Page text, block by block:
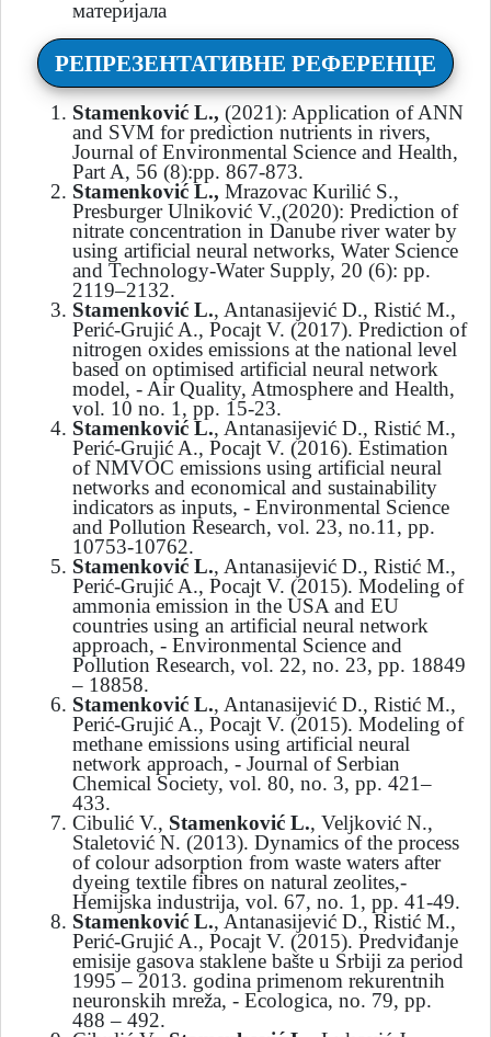
материјала
РЕПРЕЗЕНТАТИВНЕ РЕФЕРЕНЦЕ
Stamenković L., (2021): Application of ANN
and SVM for prediction nutrients in rivers,
Journal of Environmental Science and Health,
Part A, 56 (8):pp. 867-873.
Stamenković L., Mrazovac Kurilić S.,
Presburger Ulniković V.,(2020): Prediction of
nitrate concentration in Danube river water by
using artificial neural networks, Water Science
and Technology-Water Supply, 20 (6): pp.
2119–2132.
Stamenković L., Antanasijević D., Ristić M.,
Perić-Grujić A., Pocajt V. (2017). Prediction of
nitrogen oxides emissions at the national level
based on optimised artificial neural network
model, - Air Quality, Atmosphere and Health,
vol. 10 no. 1, pp. 15-23.
Stamenković L., Antanasijević D., Ristić M.,
Perić-Grujić A., Pocajt V. (2016). Estimation
of NMVOC emissions using artificial neural
networks and economical and sustainability
indicators as inputs, - Environmental Science
and Pollution Research, vol. 23, no.11, pp.
10753-10762.
Stamenković L., Antanasijević D., Ristić M.,
Perić-Grujić A., Pocajt V. (2015). Modeling of
ammonia emission in the USA and EU
countries using an artificial neural network
approach, - Environmental Science and
Pollution Research, vol. 22, no. 23, pp. 18849
– 18858.
Stamenković L., Antanasijević D., Ristić M.,
Perić-Grujić A., Pocajt V. (2015). Modeling of
methane emissions using artificial neural
network approach, - Јournal of Serbian
Chemical Society, vol. 80, no. 3, pp. 421–
433.
Cibulić V., Stamenković L., Veljković N.,
Staletović N. (2013). Dynamics of the process
of colour adsorption from waste waters after
dyeing textile fibres on natural zeolites,-
Hemijska industrija, vol. 67, no. 1, pp. 41-49.
Stamenković L., Antanasijević D., Ristić M.,
Perić-Grujić A., Pocajt V. (2015). Predviđanje
emisije gasova staklene bašte u Srbiji za period
1995 – 2013. godina primenom rekurentnih
neuronskih mreža, - Ecologica, no. 79, pp.
488 – 492.